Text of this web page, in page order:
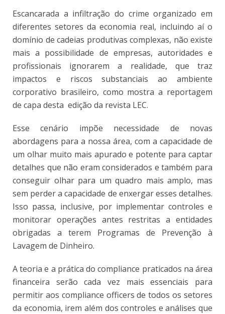
Escancarada a infiltração do crime organizado em
diferentes setores da economia real, incluindo aí o
domínio de cadeias produtivas complexas, não existe
mais a possibilidade de empresas, autoridades e
profissionais ignorarem a realidade, que traz
impactos e riscos substanciais ao ambiente
corporativo brasileiro, como mostra a reportagem
de capa desta edição da revista LEC.
Esse cenário impõe necessidade de novas
abordagens para a nossa área, com a capacidade de
um olhar muito mais apurado e potente para captar
detalhes que não eram considerados e também para
conseguir olhar para um quadro mais amplo, mas
sem perder a capacidade de enxergar esses detalhes.
Isso passa, inclusive, por implementar controles e
monitorar operações antes restritas a entidades
obrigadas a terem Programas de Prevenção à
Lavagem de Dinheiro.
A teoria e a prática do compliance praticados na área
financeira serão cada vez mais essenciais para
permitir aos compliance officers de todos os setores
da economia, irem além dos controles e análises que